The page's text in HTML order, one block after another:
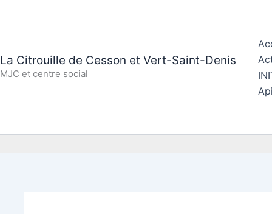
La Citrouille de Cesson et Vert-Saint-Denis
MJC et centre social